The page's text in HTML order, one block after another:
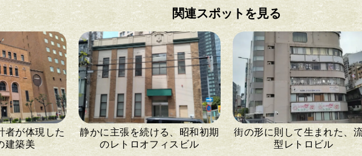
関連スポットを見る
者が体現した
建築美
静かに主張を続ける、昭和初期
のレトロオフィスビル
街の形に則して生まれた、
型レトロビル